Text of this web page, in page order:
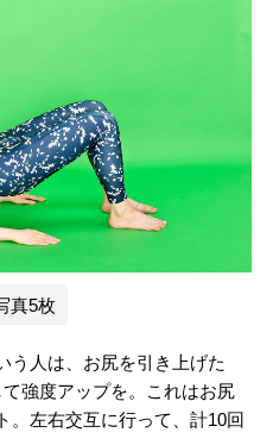
真5枚
う人は、お尻を引き上げた
て強度アップを。これはお尻
。左右交互に行って、計10回